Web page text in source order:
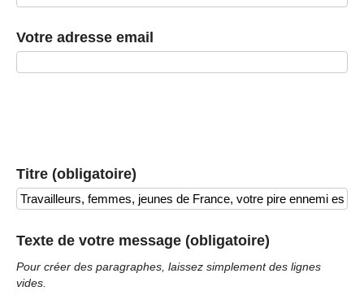
Votre adresse email
Titre (obligatoire)
Texte de votre message (obligatoire)
Pour créer des paragraphes, laissez simplement des lignes
vides.